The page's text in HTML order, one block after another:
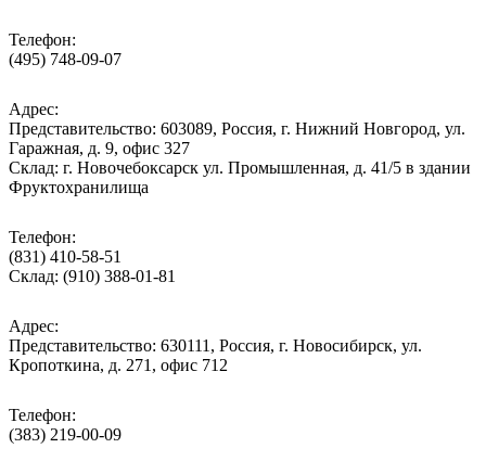
Телефон:
(495) 748-09-07
Адрес:
Представительство: 603089, Россия, г. Нижний Новгород, ул.
Гаражная, д. 9, офис 327
Склад: г. Новочебоксарск ул. Промышленная, д. 41/5 в здании
Фруктохранилища
Телефон:
(831) 410-58-51
Склад: (910) 388-01-81
Адрес:
Представительство: 630111, Россия, г. Новосибирск, ул.
Кропоткина, д. 271, офис 712
Телефон:
(383) 219-00-09